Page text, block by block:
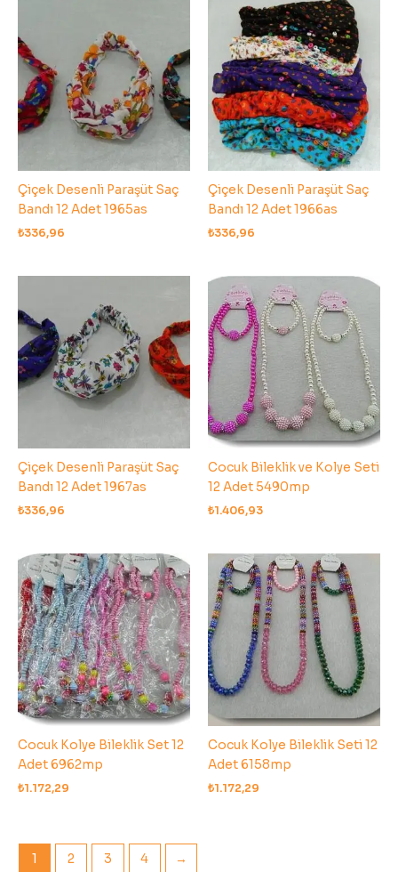
Çiçek Desenli Paraşüt Saç
Bandı 12 Adet 1965as
₺336,96
Çiçek Desenli Paraşüt Saç
Bandı 12 Adet 1966as
₺336,96
Çiçek Desenli Paraşüt Saç
Bandı 12 Adet 1967as
₺336,96
Cocuk Bileklik ve Kolye Seti
12 Adet 5490mp
₺1.406,93
Cocuk Kolye Bileklik Set 12
Adet 6962mp
₺1.172,29
Cocuk Kolye Bileklik Seti 12
Adet 6158mp
₺1.172,29
1 2 3 4 →